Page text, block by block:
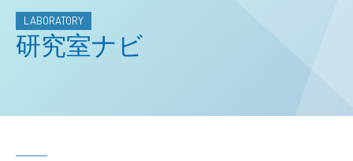
LABORATORY
研究室ナビ